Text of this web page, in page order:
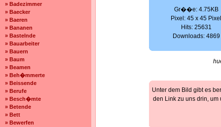
» Badezimmer
» Baecker
» Baeren
» Bananen
» Bastelnde
» Bauarbeiter
» Bauern
» Baum
» Beamen
» Beh�mmerte
» Beissende
» Berufe
» Besch�mte
» Betende
» Bett
» Bewerfen
Gr��e: 4.75KB
Pixel: 45 x 45
Hits: 25631
Downloads: 4869
Unter dem Bild gibt es
den Link zu uns drin,